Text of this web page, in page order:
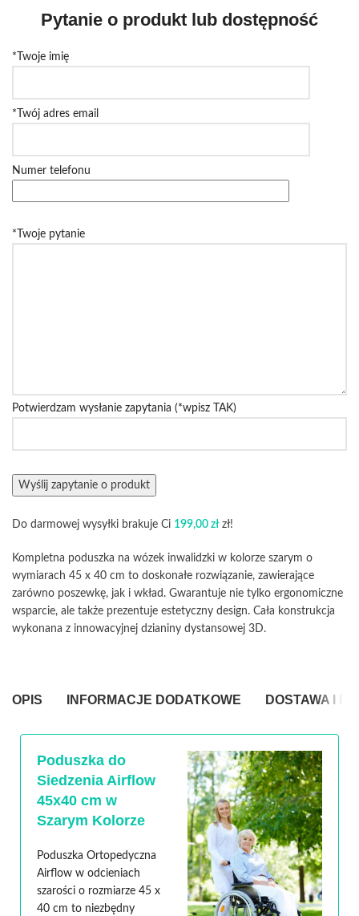
Pytanie o produkt lub dostępność
*Twoje imię
*Twój adres email
Numer telefonu
*Twoje pytanie
Potwierdzam wysłanie zapytania (*wpisz TAK)
Do darmowej wysyłki brakuje Ci 199,00 złzł!
Kompletna poduszka na wózek inwalidzki w kolorze szarym o
wymiarach 45 x 40 cm to doskonałe rozwiązanie, zawierające
zarówno poszewkę, jak i wkład. Gwarantuje nie tylko ergonomiczne
wsparcie, ale także prezentuje estetyczny design. Cała konstrukcja
wykonana z innowacyjnej dzianiny dystansowej 3D.
OPIS INFORMACJE DODATKOWE DOSTAWA I
Poduszka do
Siedzenia Airflow
45x40 cm w
Szarym Kolorze
Poduszka Ortopedyczna
Airflow w odcieniach
szarości o rozmiarze 45 x
40 cm to niezbędny